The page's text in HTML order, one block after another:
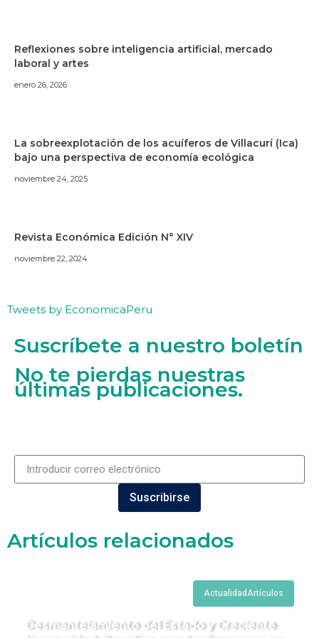
Reflexiones sobre inteligencia artificial, mercado
laboral y artes
enero 26, 2026
La sobreexplotación de los acuíferos de Villacurí (Ica)
bajo una perspectiva de economía ecológica
noviembre 24, 2025
Revista Económica Edición N° XIV
noviembre 22, 2024
Tweets by EconomicaPeru
Suscríbete a nuestro boletín
No te pierdas nuestras
últimas publicaciones.
Suscribirse
Artículos relacionados
ActualidadArtículos
Desmantelamiento del Estado y Creciente